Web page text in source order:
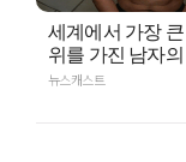
세계에서 가장
위를 가진 남자의
뉴스캐스트